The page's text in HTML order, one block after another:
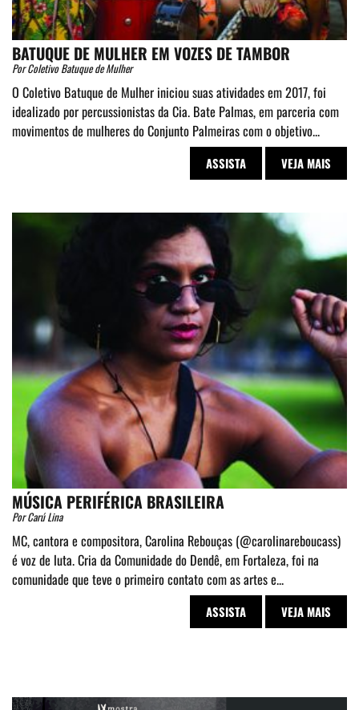
BATUQUE DE MULHER EM VOZES DE TAMBOR
Por Coletivo Batuque de Mulher
O Coletivo Batuque de Mulher iniciou suas atividades em 2017, foi
idealizado por percussionistas da Cia. Bate Palmas, em parceria com
movimentos de mulheres do Conjunto Palmeiras com o objetivo...
ASSISTA VEJA MAIS
MÚSICA PERIFÉRICA BRASILEIRA
Por Carú Lina
MC, cantora e compositora, Carolina Rebouças (@carolinareboucass)
é voz de luta. Cria da Comunidade do Dendê, em Fortaleza, foi na
comunidade que teve o primeiro contato com as artes e...
ASSISTA VEJA MAIS